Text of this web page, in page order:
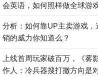
会英语，如何照样做全球游
分析：如何靠UP主卖游戏，
销的威力你知道么？
上线首周玩家破百万，《雾
作人：冷兵器搜打撤方向是